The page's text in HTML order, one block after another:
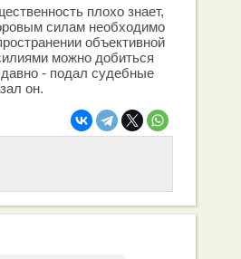
плохо знает,
силам необходимо
объективной
можно добиться
- подал судебные
он.